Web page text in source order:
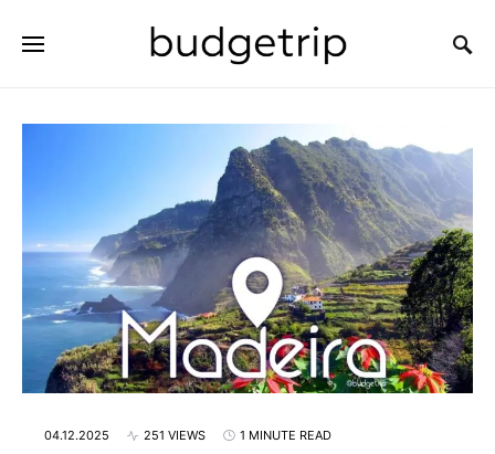
04.12.2025 251 VIEWS 1 MINUTE READ